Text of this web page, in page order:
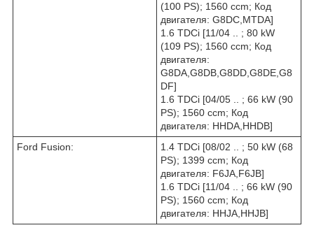
(100 PS); 1560 ccm; Код
двигателя: G8DC,MTDA]
1.6 TDCi [11/04 .. ; 80 kW
(109 PS); 1560 ccm; Код
двигателя:
G8DA,G8DB,G8DD,G8DE,G8
DF]
1.6 TDCi [04/05 .. ; 66 kW (90
PS); 1560 ccm; Код
двигателя: HHDA,HHDB]
Ford Fusion:
1.4 TDCi [08/02 .. ; 50 kW (68
PS); 1399 ccm; Код
двигателя: F6JA,F6JB]
1.6 TDCi [11/04 .. ; 66 kW (90
PS); 1560 ccm; Код
двигателя: HHJA,HHJB]